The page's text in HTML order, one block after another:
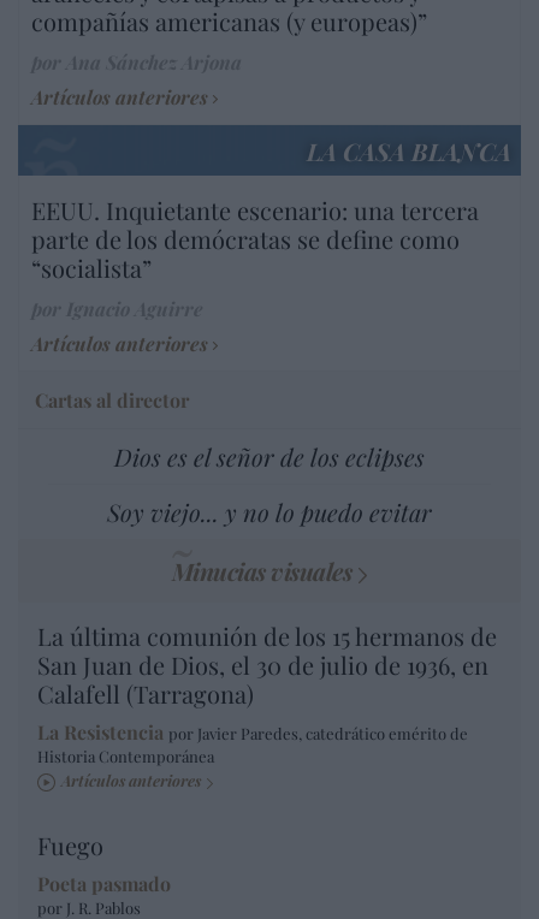
compañías americanas (y europeas)”
Artículos anteriores
LA CASA BLANCA
EEUU. Inquietante escenario: una tercera
parte de los demócratas se define como
“socialista”
Artículos anteriores
Cartas al director
Dios es el señor de los eclipses
Soy viejo... y no lo puedo evitar
Minucias visuales
La última comunión de los 15 hermanos de
San Juan de Dios, el 30 de julio de 1936, en
Calafell (Tarragona)
La Resistencia por Javier Paredes, catedrático emérito de
Historia Contemporánea
Artículos anteriores
Fuego
Poeta pasmado
por J. R. Pablos